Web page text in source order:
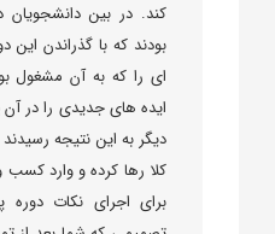
کند. در بین دانشجویان
بودند که با گذراندن
ای را که به آن مشغول
ایده های جدیدی را در
دیگر به این نتیجه
کلا رها کرده و وارد کسب
برای اجرای نکات دوره